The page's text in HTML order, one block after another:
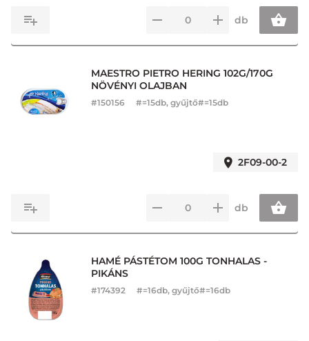
db
MAESTRO PIETRO HERING 102G/170G
NÖVÉNYI OLAJBAN
#150156 #=15db, gyűjtő#=15db
2F09-00-2
db
HAMÉ PÁSTÉTOM 100G TONHALAS -
PIKÁNS
#174392 #=16db, gyűjtő#=16db